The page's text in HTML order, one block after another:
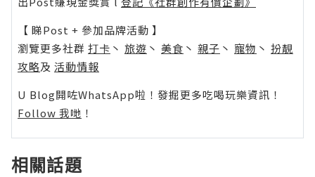
【 睇Post + 參加品牌活動 】
瀏覽更多社群 打卡 丶 旅遊 丶 美食 丶 親子 丶 寵物 丶 扮靚
攻略及 活動情報
U Blog開咗WhatsApp啦！發掘更多吃喝玩樂資訊！
Follow 我哋 ！
相關話題